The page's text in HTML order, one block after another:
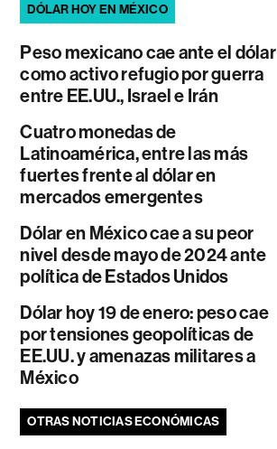
DÓLAR HOY EN MÉXICO
Peso mexicano cae ante el dólar
como activo refugio por guerra
entre EE.UU., Israel e Irán
Cuatro monedas de
Latinoamérica, entre las más
fuertes frente al dólar en
mercados emergentes
Dólar en México cae a su peor
nivel desde mayo de 2024 ante
política de Estados Unidos
Dólar hoy 19 de enero: peso cae
por tensiones geopolíticas de
EE.UU. y amenazas militares a
México
OTRAS NOTICIAS ECONÓMICAS